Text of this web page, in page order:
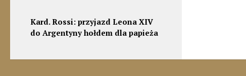
Kard. Rossi: przyjazd Leona XIV
do Argentyny hołdem dla papieża